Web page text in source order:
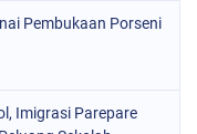
Pembukaan Porseni
Imigrasi Parepare